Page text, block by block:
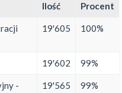
Ilość Procent
19'605 100%
19'602 99%
-
19'565 99%